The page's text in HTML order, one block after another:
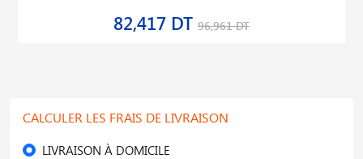
82,417 DT 96,961 DT
CALCULER LES FRAIS DE LIVRAISON
LIVRAISON À DOMICILE